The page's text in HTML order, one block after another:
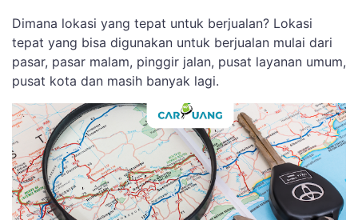
Dimana lokasi yang tepat untuk berjualan? Lokasi
tepat yang bisa digunakan untuk berjualan mulai dari
pasar, pasar malam, pinggir jalan, pusat layanan umum,
pusat kota dan masih banyak lagi.